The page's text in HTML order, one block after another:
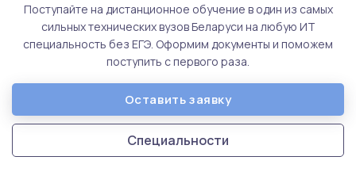
Поступайте на дистанционное обучение в один из самых
сильных технических вузов Беларуси на любую ИТ
специальность без ЕГЭ. Оформим документы и поможем
поступить с первого раза.
Оставить заявку
Специальности